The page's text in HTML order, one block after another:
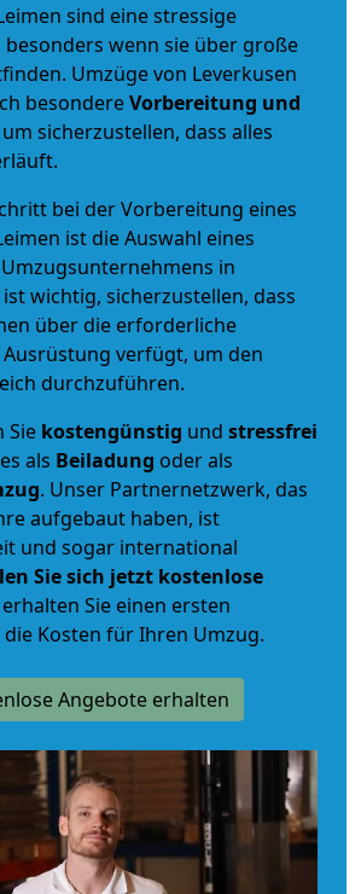
sind eine stressige
wenn sie über große
Umzüge von Leverkusen
besondereVorbereitung und
um sicherzustellen, dass alles
bei der Vorbereitung eines
ist die Auswahl eines
Umzugsunternehmens in
ist wichtig, sicherzustellen, dass
über die erforderliche
verfügt, um den
durchzuführen.
Sie kostengünstig und stressfrei
als Beiladung oder als
. Unser Partnernetzwerk, das
aufgebaut haben, ist
und sogar international
Sie sich jetzt kostenlose
Sie einen ersten
Kosten für Ihren Umzug.
Angebote erhalten